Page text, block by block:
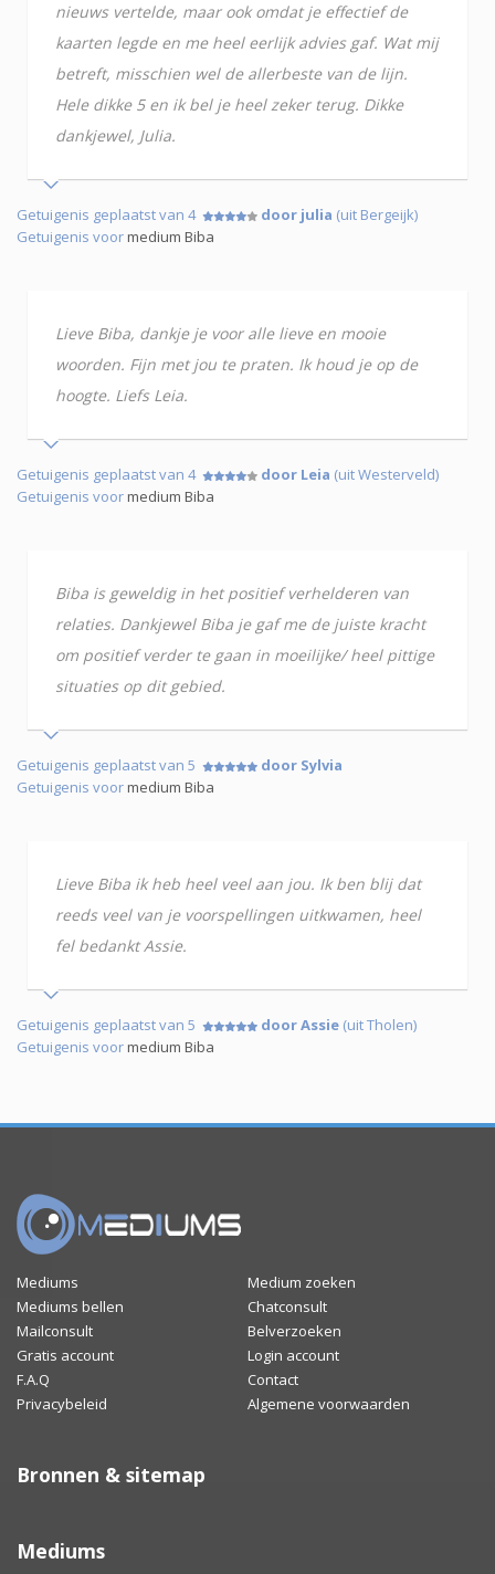
nieuws vertelde, maar ook omdat je effectief de
kaarten legde en me heel eerlijk advies gaf. Wat mij
betreft, misschien wel de allerbeste van de lijn.
Hele dikke 5 en ik bel je heel zeker terug. Dikke
dankjewel, Julia.
Getuigenis geplaatst van 4 door julia (uit Bergeijk)
Getuigenis voormedium Biba
Lieve Biba, dankje je voor alle lieve en mooie
woorden. Fijn met jou te praten. Ik houd je op de
hoogte. Liefs Leia.
Getuigenis geplaatst van 4 door Leia (uit Westerveld)
Getuigenis voormedium Biba
Biba is geweldig in het positief verhelderen van
relaties. Dankjewel Biba je gaf me de juiste kracht
om positief verder te gaan in moeilijke/ heel pittige
situaties op dit gebied.
Getuigenis geplaatst van 5
door Sylvia
Getuigenis voormedium Biba
Lieve Biba ik heb heel veel aan jou. Ik ben blij dat
reeds veel van je voorspellingen uitkwamen, heel
fel bedankt Assie.
Getuigenis geplaatst van 5 door Assie (uit Tholen)
Getuigenis voormedium Biba
Mediums
Medium zoeken
Mediums bellen
Chatconsult
Mailconsult
Belverzoeken
Gratis account
Login account
F.A.Q
Contact
Privacybeleid
Algemene voorwaarden
Bronnen & sitemap
Mediums